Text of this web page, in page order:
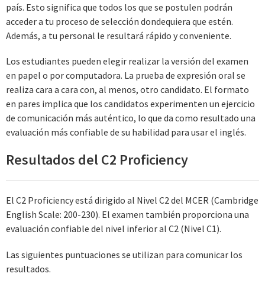
país. Esto significa que todos los que se postulen podrán
acceder a tu proceso de selección dondequiera que estén.
Además, a tu personal le resultará rápido y conveniente.
Los estudiantes pueden elegir realizar la versión del examen
en papel o por computadora. La prueba de expresión oral se
realiza cara a cara con, al menos, otro candidato. El formato
en pares implica que los candidatos experimenten un ejercicio
de comunicación más auténtico, lo que da como resultado una
evaluación más confiable de su habilidad para usar el inglés.
Resultados del C2 Proficiency
El C2 Proficiency está dirigido al Nivel C2 del MCER (Cambridge
English Scale: 200-230). El examen también proporciona una
evaluación confiable del nivel inferior al C2 (Nivel C1).
Las siguientes puntuaciones se utilizan para comunicar los
resultados.